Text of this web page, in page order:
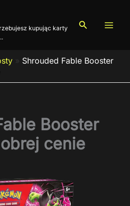
kupując karty
Szukaj
» Shrouded Fable Booster
Booster
cenie